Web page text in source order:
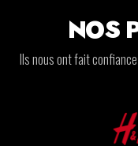
NOS
Ils nous ont fait